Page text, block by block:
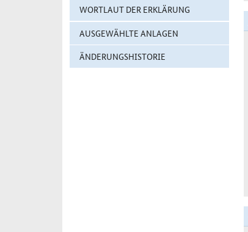
WORTLAUT DER ERKLÄRUNG
AUSGEWÄHLTE ANLAGEN
ÄNDERUNGSHISTORIE